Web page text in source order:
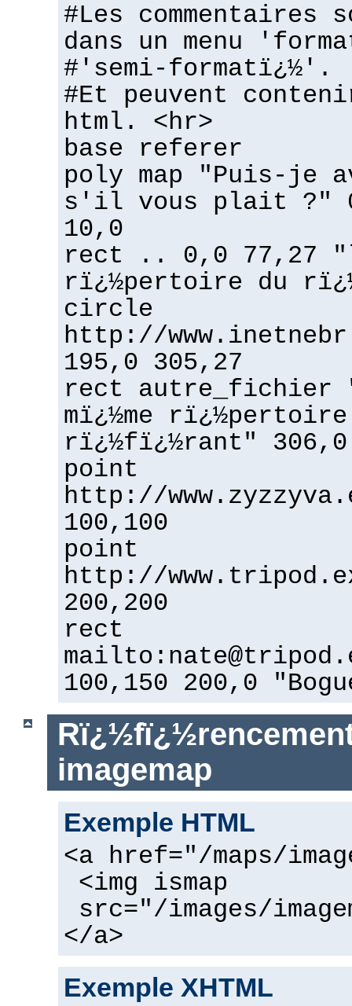
#Les
dans un menu
#'semi-formatï¿½'.
#Et peuvent
html. <hr>
base referer
poly map "Puis-je
s'il vous plait ?"
10,0
rect .. 0,0 77,27
rï¿½pertoire du
circle
http://
195,0 305,27
rect autre_fichier
mï¿½me
rï¿½fï¿½rant" 306,0
point
http://
100,100
point
http://
200,200
rect
mailto:
100,150 200,0
imagemap
Exemple HTML
<a href="/maps/
<img ismap
src="/images/
</a>
Exemple XHTML